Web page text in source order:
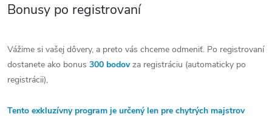
Bonusy po registrovaní
Vážime si vašej dôvery, a preto vás chceme odmeniť. Po registrovaní
dostanete ako bonus 300 bodovza registráciu (automaticky po
registrácii),
Tento exkluzívny program je určený len pre chytrých majstrov